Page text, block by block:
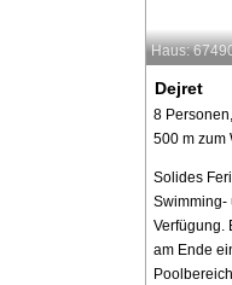
Haus:
Dejret
8
500 m zum
Solides
Swimming-
Verfügung.
am Ende